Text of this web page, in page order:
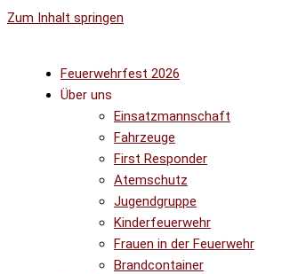
Zum Inhalt springen
Feuerwehrfest 2026
Über uns
Einsatzmannschaft
Fahrzeuge
First Responder
Atemschutz
Jugendgruppe
Kinderfeuerwehr
Frauen in der Feuerwehr
Brandcontainer